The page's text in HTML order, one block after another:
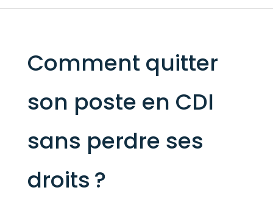
Comment quitter
son poste en CDI
sans perdre ses
droits ?